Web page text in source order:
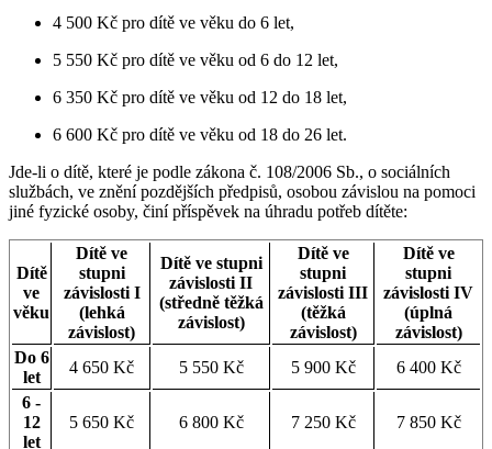
4 500 Kč pro dítě ve věku do 6 let,
5 550 Kč pro dítě ve věku od 6 do 12 let,
6 350 Kč pro dítě ve věku od 12 do 18 let,
6 600 Kč pro dítě ve věku od 18 do 26 let.
Jde-li o dítě, které je podle zákona č. 108/2006 Sb., o sociálních
službách, ve znění pozdějších předpisů, osobou závislou na pomoci
jiné fyzické osoby, činí příspěvek na úhradu potřeb dítěte:
Dítě
ve
věku
Dítě ve
stupni
závislosti I
(lehká
závislost)
Dítě ve stupni
závislosti II
(středně těžká
závislost)
Dítě ve
stupni
závislosti III
(těžká
závislost)
Dítě ve
stupni
závislosti IV
(úplná
závislost)
Do 6
let
4 650 Kč 5 550 Kč 5 900 Kč
6 400 Kč
6 -
12
let
5 650 Kč 6 800 Kč 7 250 Kč 7 850 Kč